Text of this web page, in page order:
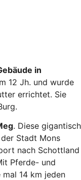
in
12 Jh. und wurde
errichtet. Sie
. Diese gigantisch
Stadt Mons
nach Schottland
Pferde- und
14 km jeden